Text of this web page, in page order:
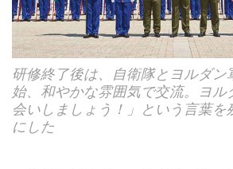
研修終了後は、自衛隊とヨルダン
始、和やかな雰囲気で交流。ヨル
会いしましょう！」という言葉を
にした